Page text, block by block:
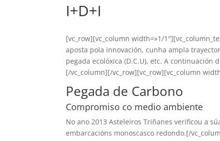
I+D+I
[vc_row][vc_column width=»1/
aposta pola innovación, cunha ampla
pegada ecolóxica (D.C.U), etc. A
[/vc_column][/vc_row][vc_row][vc_column
Pegada de Carbono
Compromiso co medio ambiente
No ano 2013 Asteleiros Triñanes verificou a
embarcacións monoscasco redondo.[/